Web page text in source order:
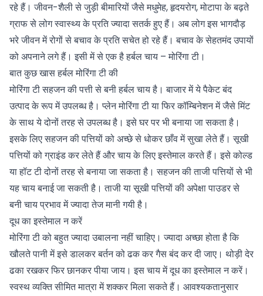
रहे हैं। जीवन-शैली से जुड़ी बीमारियों जैसेमधुमेह, हृदयरोग, मोटापा के बढ़ते
ग्राफ से लोग स्वास्थ्य के प्रति ज्यादा सतर्क हुए हैं। अब लोग इस भागदौड़
भरे जीवन में रोगों से बचाव के प्रति सचेत हो रहे हैं। बचाव के सेहतमंद उपायों
को अपनाने लगे हैं। इसी में से एक है हर्बल चाय – मोरिंगा टी।
बात कुछ खास हर्बल मोरिंगा टी की
मोरिंगा टी सहजन की पत्ती से बनी हर्बल चाय है। बाजार में ये पैकेट बंद
उत्पाद के रूप में उपलब्ध है। प्लेन मोरिंगा टी या फिर कॉम्बिनेशन में जैसे मिंट
के साथ ये दोनों तरह से उपलब्ध है। इसे घर पर भी बनाया जा सकता है।
इसके लिए सहजन की पत्तियों को अच्छे से धोकर छाँव में सुखा लेते हैं। सूखी
पत्तियों को ग्राइंड कर लेते हैं और चाय के लिए इस्तेमाल करते हैं। इसे कोल्ड
या हॉट टी दोनों तरह से बनाया जा सकता है। सहजन की ताजी पत्तियों से भी
यह चाय बनाई जा सकती है। ताजी या सूखी पत्तियों की अपेक्षा पाउडर से
बनी चाय प्रभाव में ज्यादा तेज मानी गयी है।
दूध का इस्तेमाल न करें
मोरिंगा टी को बहुत ज्यादा उबालना नहीं चाहिए। ज्यादा अच्छा होता है कि
खौलते पानी में इसे डालकर बर्तन को ढक कर गैस बंद कर दी जाए। थोड़ी देर
ढका रखकर फिर छानकर पीया जाय। इस चाय में दूध का इस्तेमाल न करें।
स्वस्थ व्यक्ति सीमित मात्रा में शक्कर मिला सकते हैं। आवश्यकतानुसार